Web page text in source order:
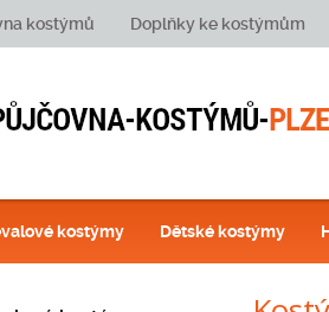
kostýmů Doplňky ke kostýmům
kostýmy Dětské kostýmy